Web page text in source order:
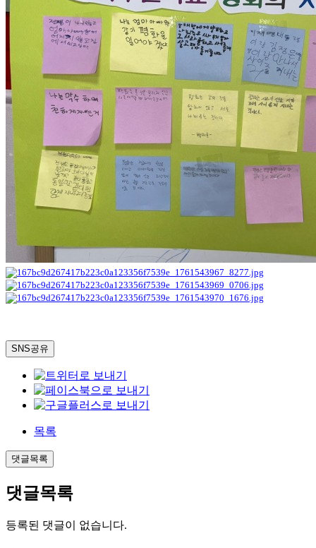
SNS공유
목록
댓글목록
댓글목록
등록된 댓글이 없습니다.